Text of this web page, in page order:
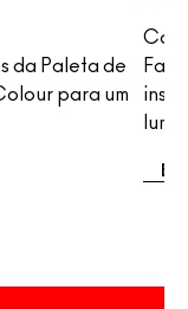
da Paleta de
para um